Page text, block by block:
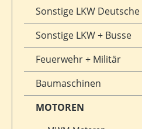
Sonstige LKW Deutsche
Sonstige LKW + Busse
Feuerwehr + Militär
Baumaschinen
MOTOREN